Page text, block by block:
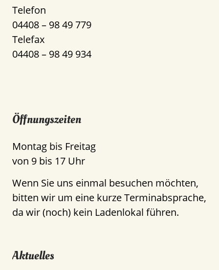
Telefon
04408 – 98 49 779
Telefax
04408 – 98 49 934
Öffnungszeiten
Montag bis Freitag
von 9 bis 17 Uhr
Wenn Sie uns einmal besuchen möchten,
bitten wir um eine kurze Terminabsprache,
da wir (noch) kein Ladenlokal führen.
Aktuelles